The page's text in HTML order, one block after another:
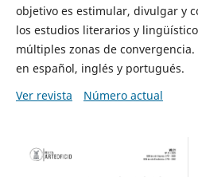
objetivo es estimular, divulgar y
los estudios literarios y
múltiples zonas de
en español, inglés y portugués.
Ver revista
Número actual